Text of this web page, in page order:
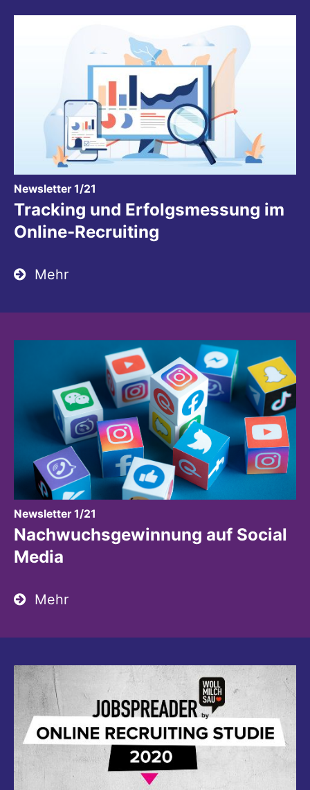
Newsletter 1/21
Tracking und Erfolgsmessung im
Online-Recruiting
Mehr
Newsletter 1/21
Nachwuchsgewinnung auf Social
Media
Mehr